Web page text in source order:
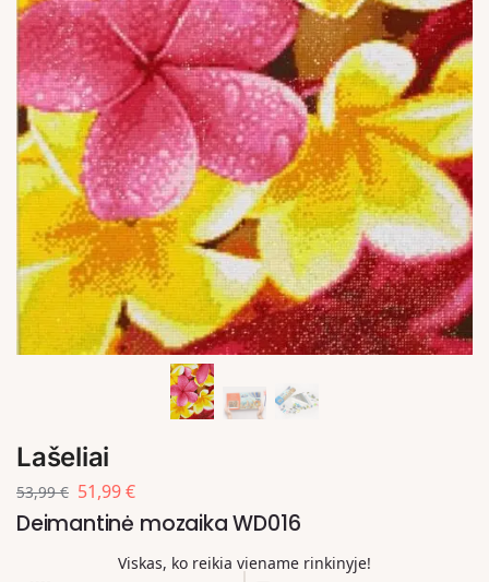
Lašeliai
53,99€ 51,99€
Deimantinė mozaika WD016
Viskas, ko reikia viename rinkinyje!